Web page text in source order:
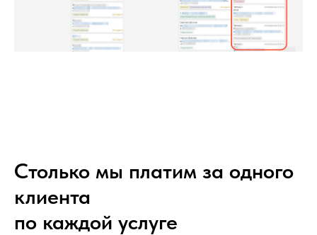
Столько мы платим за одного
клиента
по каждой услуге